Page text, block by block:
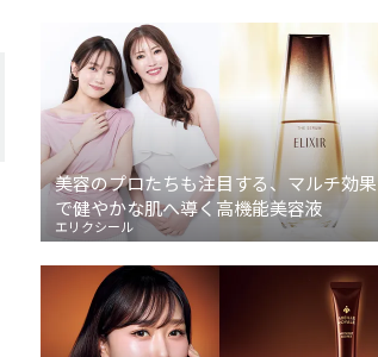
美容のプロたちも注目する、マルチ効果
で健やかな肌へ導く高機能美容液
エリクシール